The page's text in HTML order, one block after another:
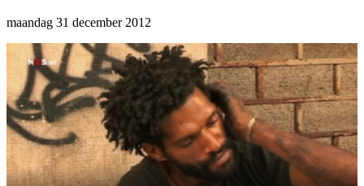
maandag 31 december 2012